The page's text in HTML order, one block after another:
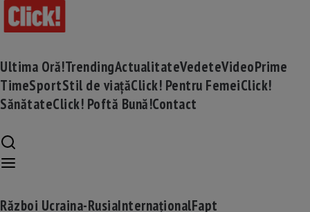
Ultima Oră!TrendingActualitateVedeteVideoPrime
TimeSportStil de viațăClick! Pentru FemeiClick!
SănătateClick! Poftă Bună!Contact
Război Ucraina-RusiaInternaționalFapt